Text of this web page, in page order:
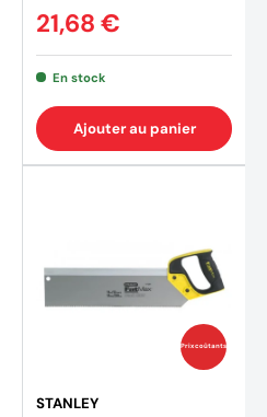
(2
21,68 €
En stock
Ajouter au panier
Prix coûtants
STANLEY